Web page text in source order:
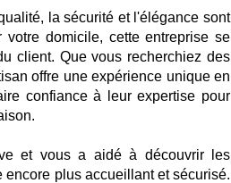
la sécurité et l'élégance sont
domicile, cette entreprise se
client. Que vous recherchiez des
offre une expérience unique en
confiance à leur expertise pour
et vous a aidé à découvrir les
plus accueillant et sécurisé.